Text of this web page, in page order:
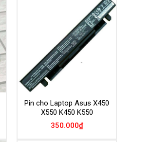
Pin cho Laptop Asus X450
X550 K450 K550
350.000₫